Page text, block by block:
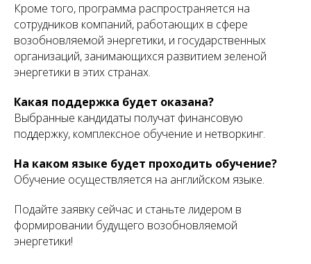
Кроме того, программа распространяется на
сотрудников компаний, работающих в сфере
возобновляемой энергетики, и государственных
организаций, занимающихся развитием зеленой
энергетики в этих странах.
Какая поддержка будет оказана?
Выбранные кандидаты получат финансовую
поддержку, комплексное обучение и нетворкинг.
На каком языке будет проходить обучение?
Обучение осуществляется на английском языке.
Подайте заявку сейчас и станьте лидером в
формировании будущего возобновляемой
энергетики!